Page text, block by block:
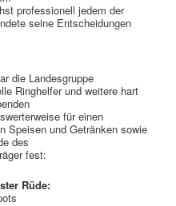
professionell jedem der
seine Entscheidungen
die Landesgruppe
Ringhelfer und weitere hart
für einen
Speisen und Getränken sowie
des
fest:
Rüde: